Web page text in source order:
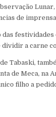
de
das
a carne
Tabaski,
de Meca, na
filho a